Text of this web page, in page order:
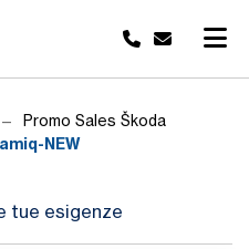
tue esigenze
Promo Sales Škoda
NEW